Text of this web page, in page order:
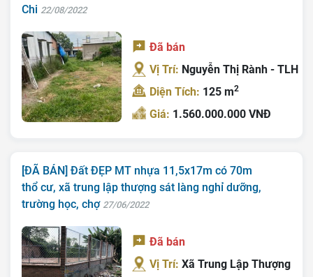
Chi 22/08/2022
Đã bán
Vị Trí: Nguyễn Thị Rành - TLH
Diện Tích: 125 m2
Giá: 1.560.000.000 VNĐ
[ĐÃ BÁN] Đất ĐẸP MT nhựa 11,5x17m có 70m
thổ cư, xã trung lập thượng sát làng nghỉ dưỡng,
trường học, chợ 27/06/2022
Đã bán
Vị Trí:Xã Trung Lập Thượng